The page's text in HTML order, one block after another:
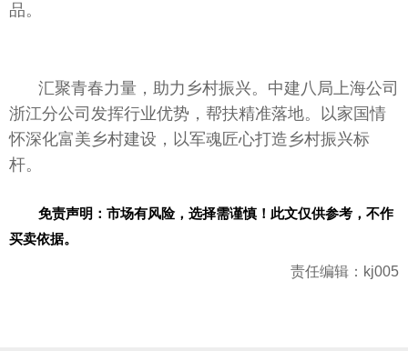
品。
汇聚青春力量，助力 乡村振兴。中建八局上海公司
浙江分公司发挥行业优势，帮扶精准落地。以家国情
怀深化富美乡村建设，以军魂匠心打造 乡村振兴标
杆。
免责声明：市场有风险，选择需谨慎！此文仅供参考，不作
买卖依据。
责任编辑：kj005